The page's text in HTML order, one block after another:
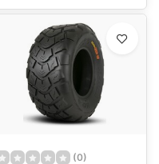
(0)